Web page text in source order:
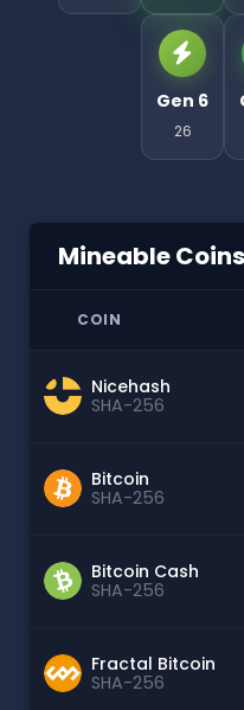
Gen 6
26
Mineable Coins
COIN
Nicehash
SHA-256
Bitcoin
SHA-256
Bitcoin Cash
SHA-256
Fractal Bitcoin
SHA-256